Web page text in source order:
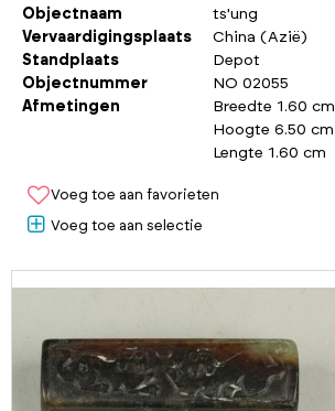
Objectnaam
ts'ung
Vervaardigingsplaats
China (Azië)
Standplaats
Depot
Objectnummer
NO 02055
Afmetingen
Breedte 1.60 cm
Hoogte 6.50 cm
Lengte 1.60 cm
Voeg toe aan favorieten
Voeg toe aan selectie